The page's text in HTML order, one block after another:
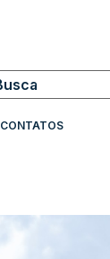
CONTATOS